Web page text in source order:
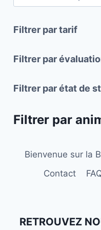
Filtrer par tarif
Filtrer par
Filtrer par état de
Filtrer par
Bienvenue sur la
Contact
RETROUVEZ